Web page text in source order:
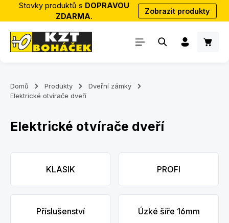
Přejít na hlavní obsah
Stovky produktů s DOPRAVOU
ZDARMA.
Zobrazit produkty
Domů Produkty
Dveřní zámky
Elektrické otvírače dveří
Elektrické otvírače dveří
KLASIK PROFI
Příslušenství Úzké šíře 16mm